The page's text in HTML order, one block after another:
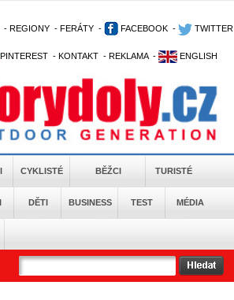
- REGIONY - FERÁTY - FACEBOOK - TWITTER
- KONTAKT - REKLAMA - ENGLISH
CYKLISTÉ BĚŽCI TURISTÉ
DĚTI BUSINESS TEST MÉDIA